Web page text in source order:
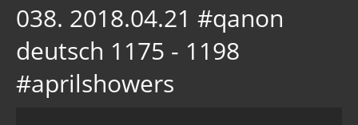
038. 2018.04.21 #qanon
deutsch 1175 - 1198
#aprilshowers